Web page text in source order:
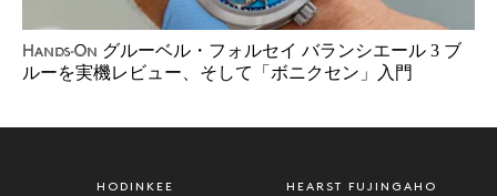
Hands-On グルーベル・フォルセイ バランシエール 3 ブ
ルーを実機レビュー、そして「ボニクセン」入門
HODINKEE HEARST FUJINGAHO